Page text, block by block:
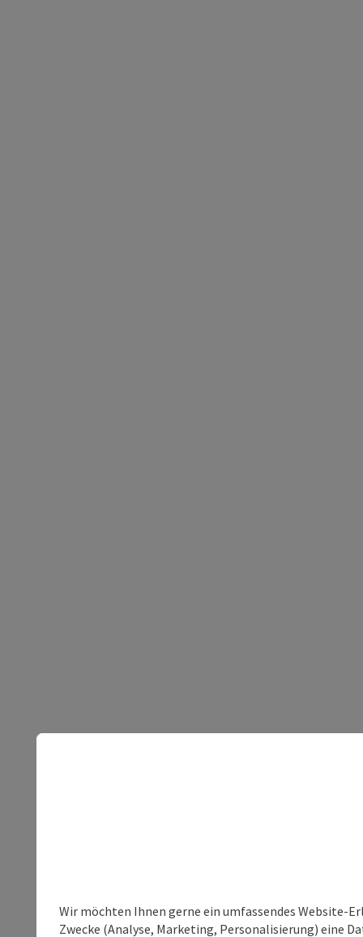
Wir möchten Ihnen gerne ein umfassendes Website-
Zwecke (Analyse, Marketing, Personalisierung) eine